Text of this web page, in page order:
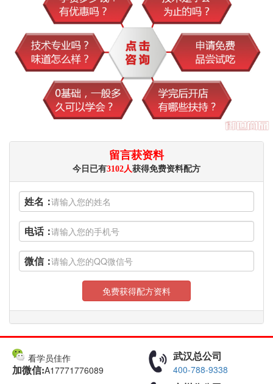
留言获资料
今日已有3102人获得免费资料配方
姓名：
电话：
微信：
免费获得配方资料
看学员佳作
加微信:A17771776089
武汉总公司
400-788-9338